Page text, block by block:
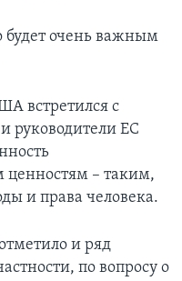
очень важным
встретился с
руководители ЕС
– таким,
и права человека.
и ряд
по вопросу о